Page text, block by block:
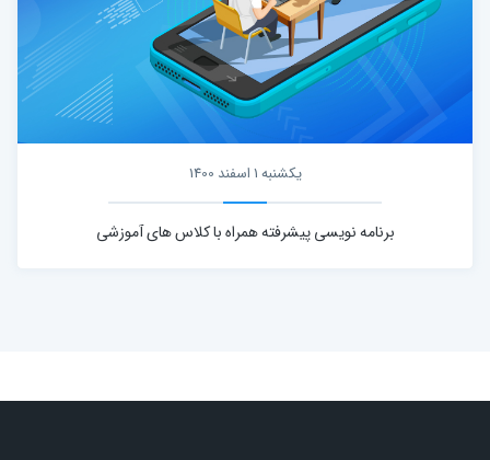
یکشنبه 1 اسفند 1400
برنامه نویسی پیشرفته همراه با کلاس های آموزشی